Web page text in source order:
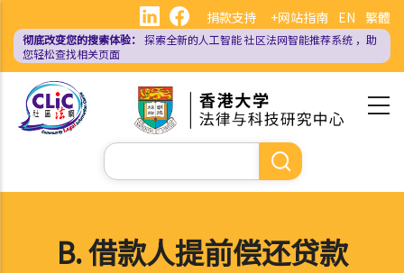
主
EN 繁體
捐款支持 +网站指南
彻底改变您的搜索体验： 探索全新的人工智能社区法网智能推荐系统 ，助
您轻松查找相关页面
搜
索
B. 借款人提前偿还贷款